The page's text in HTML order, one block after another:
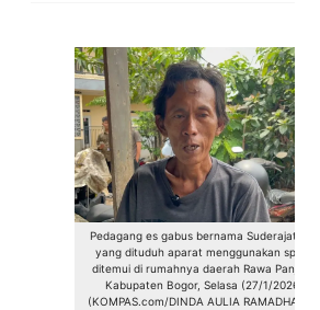
Pedagang es gabus bernama Suderajat (49)
yang dituduh aparat menggunakan spons,
ditemui di rumahnya daerah Rawa Panjang,
Kabupaten Bogor, Selasa (27/1/2026).
(KOMPAS.com/DINDA AULIA RAMADHANTY)